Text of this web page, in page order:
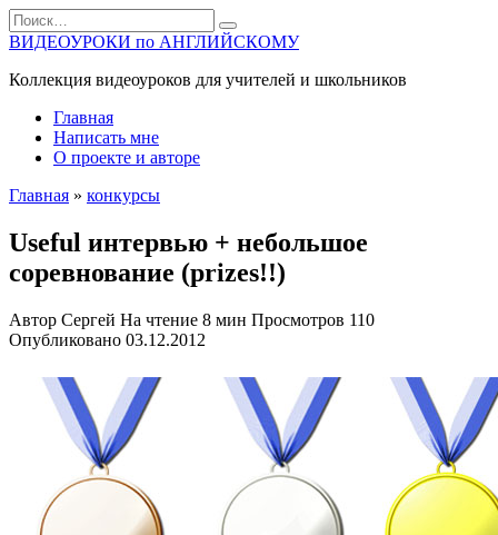
Перейти
к
содержанию
Search
for:
ВИДЕОУРОКИ по АНГЛИЙСКОМУ
Коллекция видеоуроков для учителей и школьников
Главная
Написать мне
О проекте и авторе
Главная » конкурсы
Useful интервью + небольшое
соревнование (prizes!!)
Автор Сергей На чтение 8 мин Просмотров 110
Опубликовано 03.12.2012